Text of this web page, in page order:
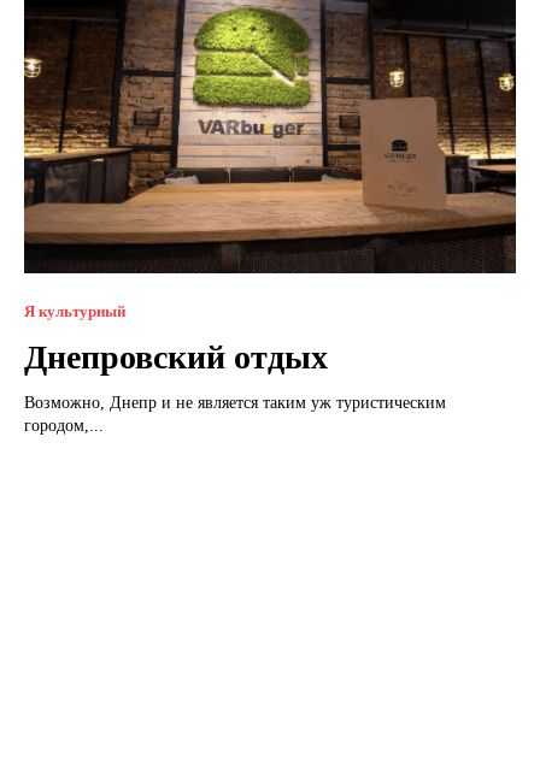
Я культурный
Днепровский отдых
Возможно, Днепр и не является таким уж туристическим
городом,...